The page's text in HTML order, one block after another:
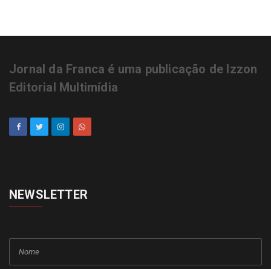
Jornal da Franca é uma publicação de Izzon
Editorial Multimídia
NEWSLETTER